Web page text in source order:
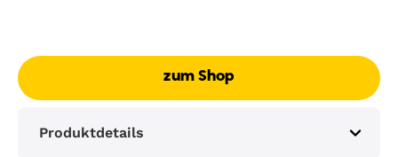
zum Shop
Produktdetails